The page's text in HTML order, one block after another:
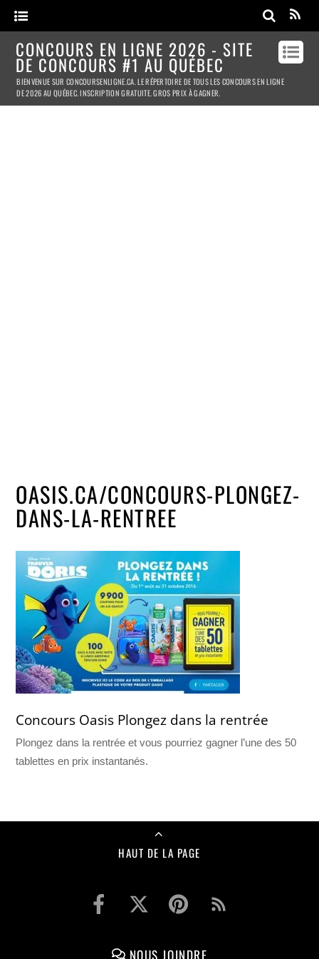
CONCOURS EN LIGNE 2026 - SITE
DE CONCOURS #1 AU QUÉBEC
BIENVENUE SUR CONCOURSENLIGNE.CA. LE RÉPERTOIRE DE TOUS LES CONCOURS EN LIGNE
DE 2026 AU QUÉBEC. INSCRIPTION GRATUITE. GROS PRIX À GAGNER.
OASIS.CA/CONCOURS-PLONGEZ-
DANS-LA-RENTREE
Concours Oasis Plongez dans la rentrée
Plongez dans la rentrée et vous pourriez gagner l’une des 50
tablettes en prix instantanés.
HAUT DE LA PAGE
NOUS JOINDRE